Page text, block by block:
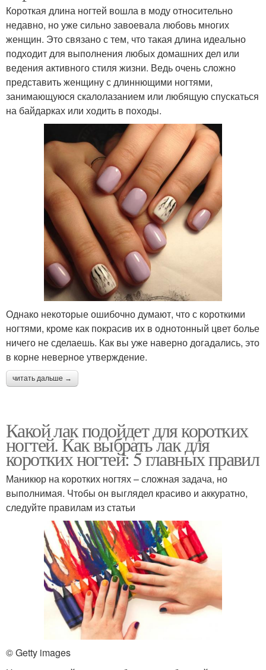
Короткая длина ногтей вошла в моду относительно
недавно, но уже сильно завоевала любовь многих
женщин. Это связано с тем, что такая длина идеально
подходит для выполнения любых домашних дел или
ведения активного стиля жизни. Ведь очень сложно
представить женщину с длиннющими ногтями,
занимающуюся скалолазанием или любящую спускаться
на байдарках или ходить в походы.
Однако некоторые ошибочно думают, что с короткими
ногтями, кроме как покрасив их в однотонный цвет болье
ничего не сделаешь. Как вы уже наверно догадались, это
в корне неверное утверждение.
читать дальше →
Какой лак подойдет для коротких
ногтей. Как выбрать лак для
коротких ногтей: 5 главных правил
Маникюр на коротких ногтях – сложная задача, но
выполнимая. Чтобы он выглядел красиво и аккуратно,
следуйте правилам из статьи
© Getty images